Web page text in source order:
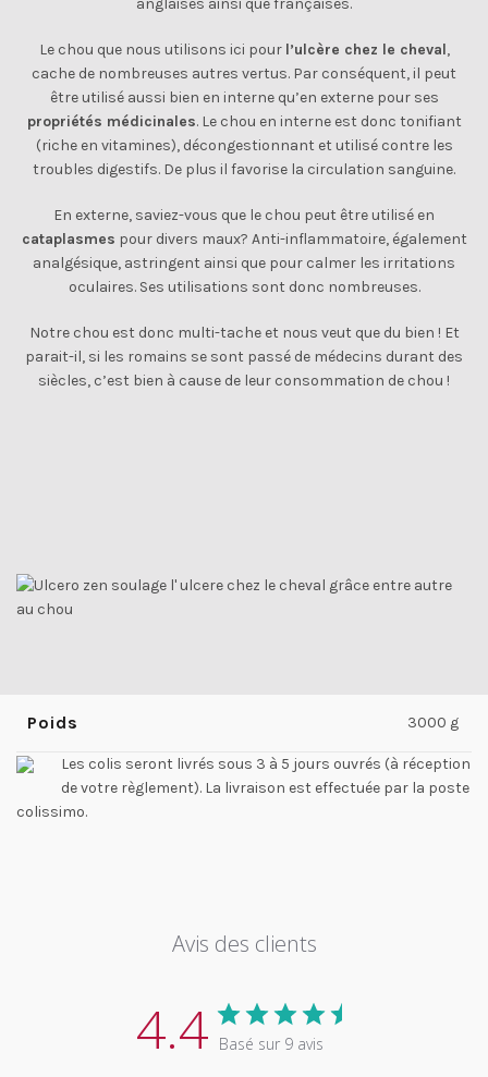
anglaises ainsi que françaises.
Le chou que nous utilisons ici pour l’ulcère chez le cheval,
cache de nombreuses autres vertus. Par conséquent, il peut
être utilisé aussi bien en interne qu’en externe pour ses
propriétés médicinales. Le chou en interne est donc tonifiant
(riche en vitamines), décongestionnant et utilisé contre les
troubles digestifs. De plus il favorise la circulation sanguine.
En externe, saviez-vous que le chou peut être utilisé en
cataplasmes pour divers maux? Anti-inflammatoire, également
analgésique, astringent ainsi que pour calmer les irritations
oculaires. Ses utilisations sont donc nombreuses.
Notre chou est donc multi-tache et nous veut que du bien ! Et
parait-il, si les romains se sont passé de médecins durant des
siècles, c’est bien à cause de leur consommation de chou !
Poids 3000 g
Les colis seront livrés sous 3 à 5 jours ouvrés (à réception
de votre règlement). La livraison est effectuée par la poste
colissimo.
Avis des clients
4.4 Basé sur 9 avis